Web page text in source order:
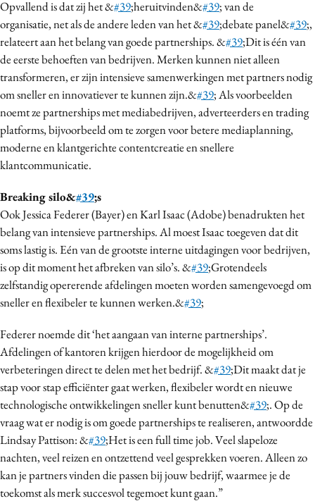
Opvallend is dat zij het &#39;heruitvinden&#39; van de
organisatie, net als de andere leden van het &#39;debate panel&#39;,
relateert aan het belang van goede partnerships. &#39;Dit is één van
de eerste behoeften van bedrijven. Merken kunnen niet alleen
transformeren, er zijn intensieve samenwerkingen met partners nodig
om sneller en innovatiever te kunnen zijn.&#39; Als voorbeelden
noemt ze partnerships met mediabedrijven, adverteerders en trading
platforms, bijvoorbeeld om te zorgen voor betere mediaplanning,
moderne en klantgerichte contentcreatie en snellere
klantcommunicatie.
Breaking silo&#39;s
Ook Jessica Federer (Bayer) en Karl Isaac (Adobe) benadrukten het
belang van intensieve partnerships. Al moest Isaac toegeven dat dit
soms lastig is. Eén van de grootste interne uitdagingen voor bedrijven,
is op dit moment het afbreken van silo’s. &#39;Grotendeels
zelfstandig opererende afdelingen moeten worden samengevoegd om
sneller en flexibeler te kunnen werken.&#39;
Federer noemde dit ‘het aangaan van interne partnerships’.
Afdelingen of kantoren krijgen hierdoor de mogelijkheid om
verbeteringen direct te delen met het bedrijf. &#39;Dit maakt dat je
stap voor stap efficiënter gaat werken, flexibeler wordt en nieuwe
technologische ontwikkelingen sneller kunt benutten&#39;. Op de
vraag wat er nodig is om goede partnerships te realiseren, antwoordde
Lindsay Pattison: &#39;Het is een full time job. Veel slapeloze
nachten, veel reizen en ontzettend veel gesprekken voeren. Alleen zo
kan je partners vinden die passen bij jouw bedrijf, waarmee je de
toekomst als merk succesvol tegemoet kunt gaan.”